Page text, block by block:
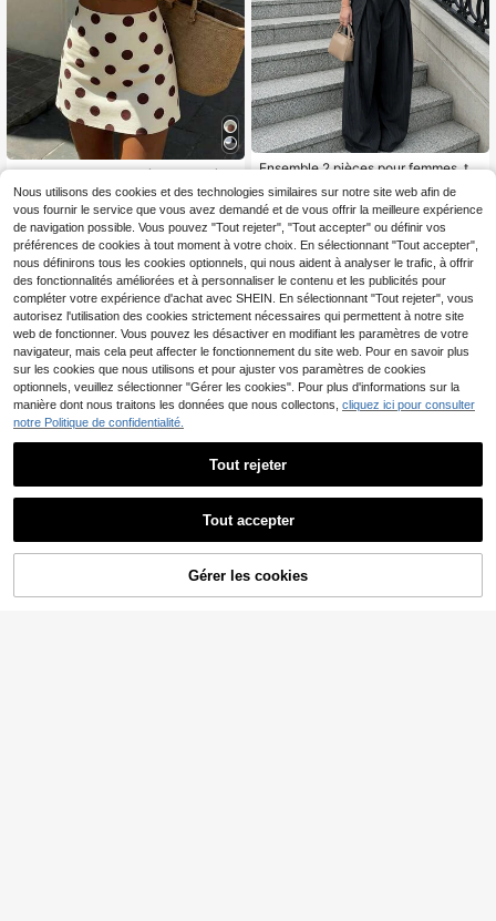
Nouvel ensemble 2 pièces : Top à m
anches bouffantes à pois et jupe à
boutons décoratifs, parfait pour les r
endez-vous quotidiens d'été, éléga
nt et esthétique
17
Ensemble 2 pièces pour femmes, to
on large, élégant et décontracté, ra
yures noires, convient pour les fête
s, les vacances, le bureau, les sortie
s
24,55€
AJOUTER AU PANIER
Nous utilisons des cookies et des technologies similaires sur notre site web afin de
vous fournir le service que vous avez demandé et de vous offrir la meilleure expérience
de navigation possible. Vous pouvez "Tout rejeter", "Tout accepter" ou définir vos
préférences de cookies à tout moment à votre choix. En sélectionnant "Tout accepter",
nous définirons tous les cookies optionnels, qui nous aident à analyser le trafic, à offrir
des fonctionnalités améliorées et à personnaliser le contenu et les publicités pour
compléter votre expérience d'achat avec SHEIN. En sélectionnant "Tout rejeter", vous
autorisez l'utilisation des cookies strictement nécessaires qui permettent à notre site
web de fonctionner. Vous pouvez les désactiver en modifiant les paramètres de votre
navigateur, mais cela peut affecter le fonctionnement du site web. Pour en savoir plus
sur les cookies que nous utilisons et pour ajuster vos paramètres de cookies
optionnels, veuillez sélectionner "Gérer les cookies". Pour plus d'informations sur la
manière dont nous traitons les données que nous collectons, cliquez ici pour consulter
notre Politique de confidentialité.
Tout rejeter
Tout accepter
Gérer les cookies